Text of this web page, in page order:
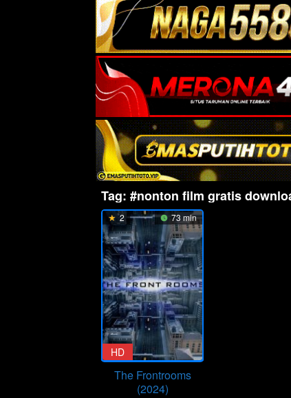
Tag: #nonton film gratis
2 73 min
HD
The Frontrooms
(2024)